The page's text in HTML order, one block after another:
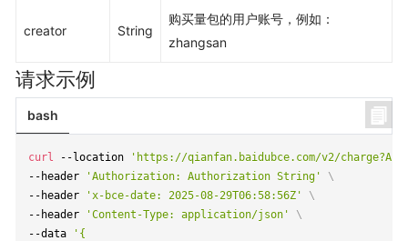
creator String
购买量包的用户账号，例如：
zhangsan
请求示例
bash
curl --location
'https://qianfan.baidubce.com/v2/
--header
'Authorization: Authorization String'
\
--header
'x-bce-date: 2025-08-29T06:58:56Z'
\
--header
'Content-Type: application/json'
\
--data
'{